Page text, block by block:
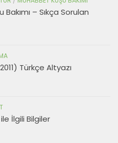
– Sıkça Sorulan
Türkçe Altyazı
İlgili Bilgiler